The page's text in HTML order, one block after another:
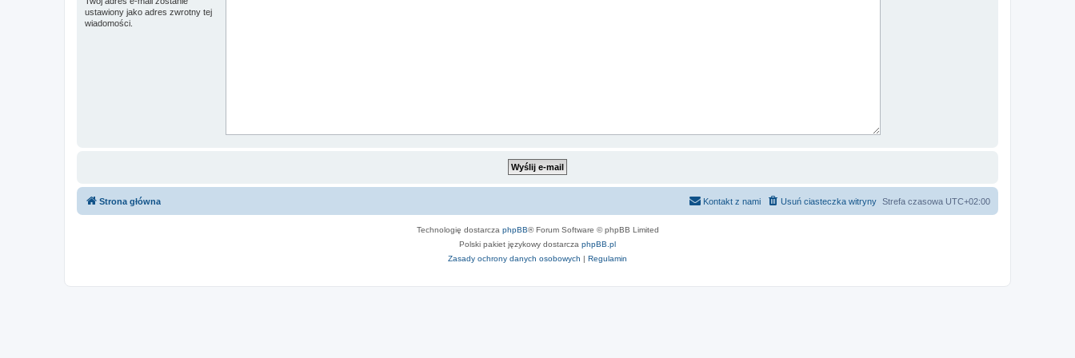
ustawiony jako adres zwrotny tej
wiadomości.
Strona główna Strefa czasowa UTC+02:00
Usuń ciasteczka witryny
Kontakt z nami
Technologię dostarcza phpBB® Forum Software © phpBB Limited
Polski pakiet językowy dostarcza phpBB.pl
Zasady ochrony danych osobowych | Regulamin